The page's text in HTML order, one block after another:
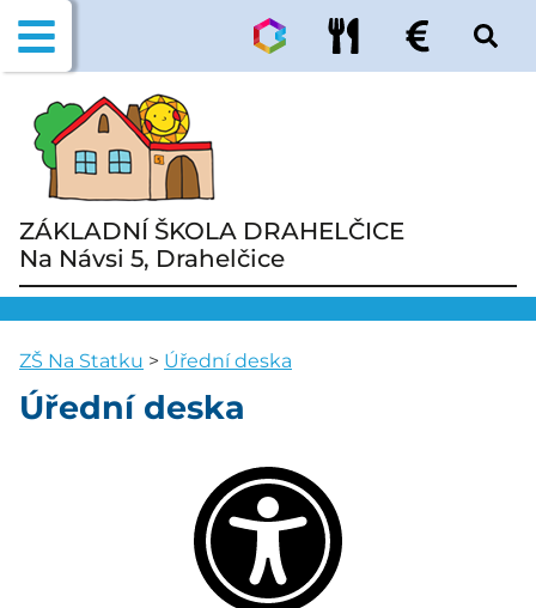
ZÁKLADNÍ ŠKOLA DRAHELČICE
Na Návsi 5, Drahelčice
ZŠ Na Statku > Úřední deska
Úřední deska